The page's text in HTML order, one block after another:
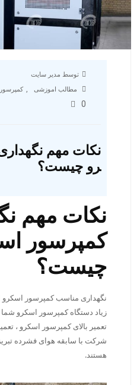
توسط مدیر سایت
مطالب اموزشی
,
0
نکات مهم
رو چیست؟
نکات مهم
کمپرسور
چیست؟
نگهداری مناسب کمپرسور اسکرو
زیاد دستگاه کمپرسور اسکرو
تعمیر بالای کمپرسور اسکرو ،
شرکت با سابقه هوای فشرده
هستند.